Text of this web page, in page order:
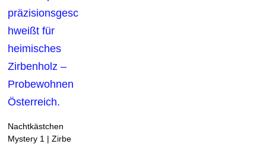
Nachtkästchen
Mystery 1 | Zirbe